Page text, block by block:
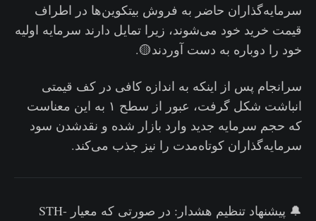
سرمایه‌گذاران حاضر به فروش بیتکوین‌ها در اطراف
قیمت خرید خود می‌شوند، زیرا تمایل دارند سرمایه اولیه
خود را دوباره به دست آوردند🟡.
سرانجام پس از اینکه به اندازه کافی در کف قیمتی
انباشت شکل گرفت، عبور از سطح ۱ به این معناست
که حجم سرمایه جدید وارد بازار شده و نقدشدن سود
سرمایه‌گذاران کوتاه‌مدت را نیز جذب می‌کند.
🔔 پیشنهاد تنظیم هشدار: در صورتی که معیار STH-